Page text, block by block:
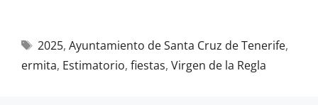
2025, Ayuntamiento de Santa Cruz de Tenerife,
ermita, Estimatorio, fiestas, Virgen de la Regla